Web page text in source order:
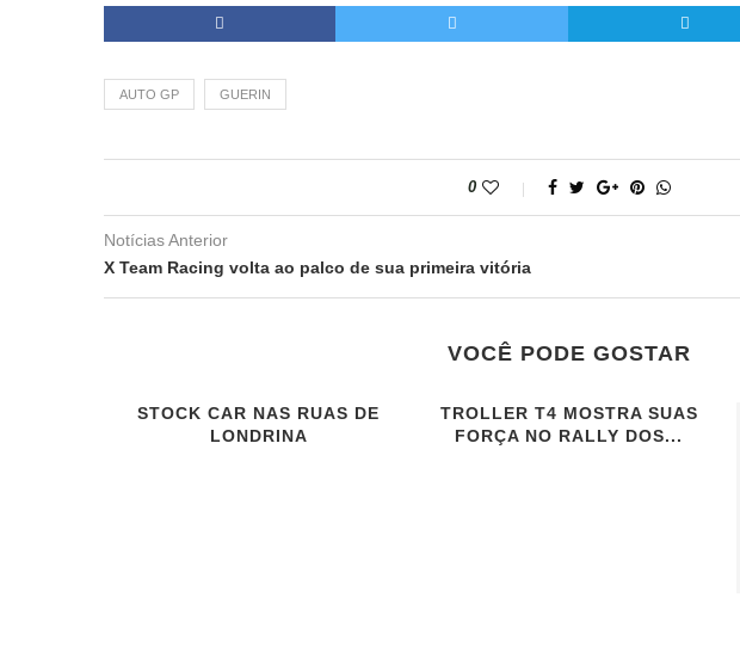
AUTO GP GUERIN
0
Notícias Anterior
VOCÊ PODE GOSTAR
STOCK CAR NAS RUAS DE
LONDRINA
TROLLER T4 MOSTRA SUAS
FORÇA NO RALLY DOS...